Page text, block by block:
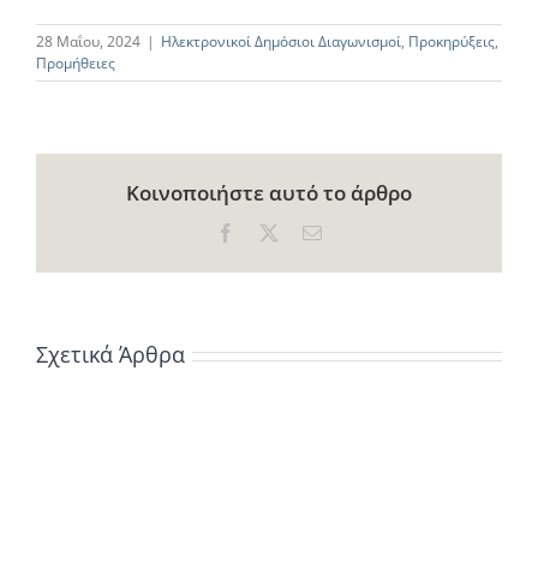
28 Μαΐου, 2024 | Ηλεκτρονικοί Δημόσιοι Διαγωνισμοί, Προκηρύξεις,
Προμήθειες
Κοινοποιήστε αυτό το άρθρο
Facebook Email
Σχετικά Άρθρα